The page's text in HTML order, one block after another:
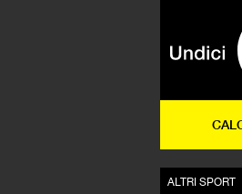
ALTRI SPORT